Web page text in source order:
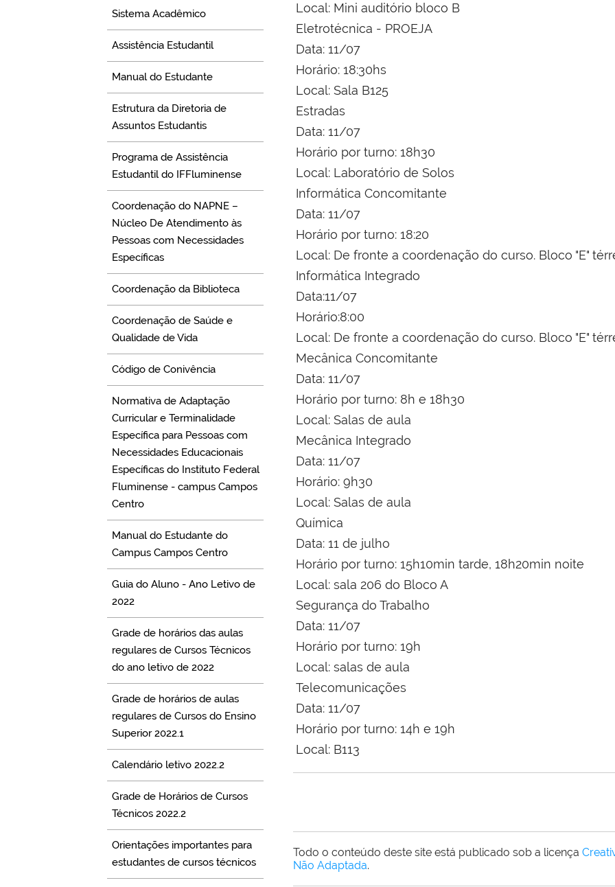
Sistema Acadêmico
Assistência Estudantil
Manual do Estudante
Estrutura da Diretoria de
Assuntos Estudantis
Programa de Assistência
Estudantil do IFFluminense
Coordenação do NAPNE –
Núcleo De Atendimento às
Pessoas com Necessidades
Específicas
Coordenação da Biblioteca
Coordenação de Saúde e
Qualidade de Vida
Código de Conivência
Normativa de Adaptação
Curricular e Terminalidade
Específica para Pessoas com
Necessidades Educacionais
Específicas do Instituto Federal
Fluminense - campus Campos
Centro
Manual do Estudante do
Campus Campos Centro
Guia do Aluno - Ano Letivo de
2022
Grade de horários das aulas
regulares de Cursos Técnicos
do ano letivo de 2022
Grade de horários de aulas
regulares de Cursos do Ensino
Superior 2022.1
Calendário letivo 2022.2
Grade de Horários de Cursos
Técnicos 2022.2
Orientações importantes para
estudantes de cursos técnicos
Local: Mini auditório bloco B
Eletrotécnica - PROEJA
Data: 11/07
Horário: 18:30hs
Local: Sala B125
Estradas
Data: 11/07
Horário por turno: 18h30
Local: Laboratório de Solos
Informática Concomitante
Data: 11/07
Horário por turno: 18:20
Local: De fronte a coordenação do curso. Bloco "E"
Informática Integrado
Data:11/07
Horário:8:00
Local: De fronte a coordenação do curso. Bloco "E"
Mecânica Concomitante
Data: 11/07
Horário por turno: 8h e 18h30
Local: Salas de aula
Mecânica Integrado
Data: 11/07
Horário: 9h30
Local: Salas de aula
Química
Data: 11 de julho
Horário por turno: 15h10min tarde, 18h20min noite
Local: sala 206 do Bloco A
Segurança do Trabalho
Data: 11/07
Horário por turno: 19h
Local: salas de aula
Telecomunicações
Data: 11/07
Horário por turno: 14h e 19h
Local: B113
Todo o conteúdo deste site está publicado sob a licença
Não Adaptada.